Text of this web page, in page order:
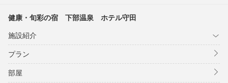
健康・旬彩の宿 下部温泉 ホテル守田
施設紹介
プラン
部屋